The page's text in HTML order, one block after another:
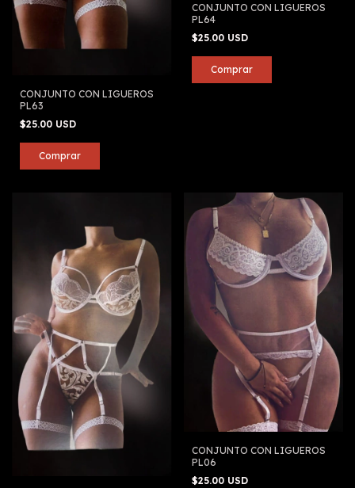
CONJUNTO CON LIGUEROS
PL63
$25.00 USD
CONJUNTO CON LIGUEROS
PL64
$25.00 USD
CONJUNTO CON LIGUEROS
PL06
$25.00 USD